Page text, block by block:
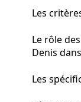
Les
Le rôle
Denis
Les